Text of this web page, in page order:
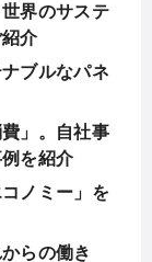
界のサステ
介
ブルなパネ
」。自社事
を紹介
ノミー」を
らの働き